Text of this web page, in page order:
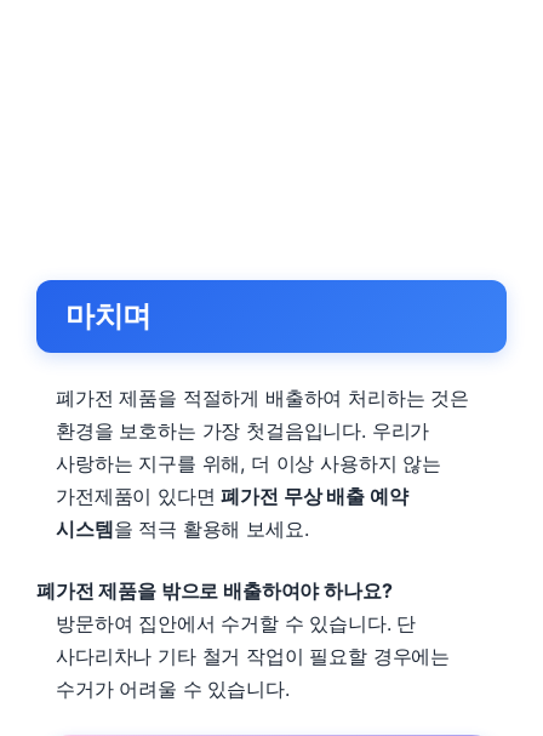
마치며
폐가전 제품을 적절하게 배출하여 처리하는 것은
환경을 보호하는 가장 첫걸음입니다. 우리가
사랑하는 지구를 위해, 더 이상 사용하지 않는
가전제품이 있다면폐가전 무상 배출 예약
시스템을 적극 활용해 보세요.
폐가전 제품을 밖으로 배출하여야 하나요?
방문하여 집안에서 수거할 수 있습니다. 단
사다리차나 기타 철거 작업이 필요할 경우에는
수거가 어려울 수 있습니다.